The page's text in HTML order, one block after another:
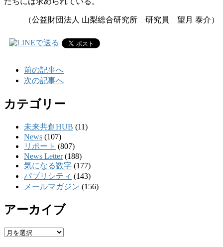
（公益財団法人 山梨総合研究所 研究員 望月 泰介）
前の記事へ
次の記事へ
カテゴリー
未来共創HUB (11)
News (107)
リポート (807)
News Letter(188)
気になる数字 (177)
パブリシティ (143)
メールマガジン (156)
アーカイブ
ア